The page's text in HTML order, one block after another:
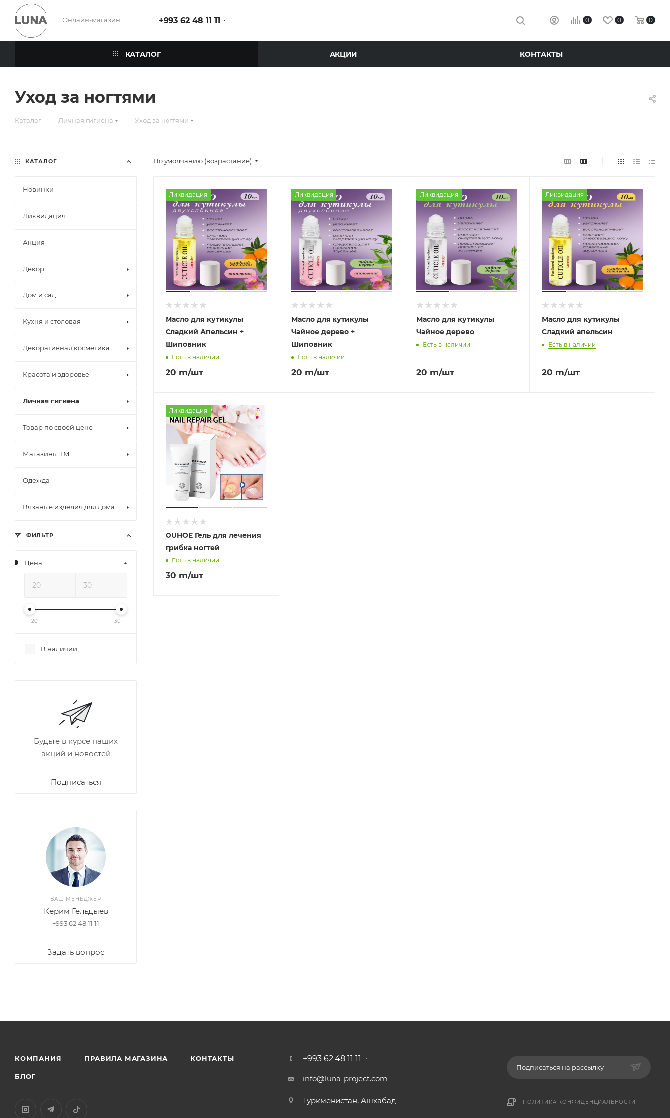
Онлайн-магазин +993 62 48 11 11 0 0 0
КАТАЛОГ АКЦИИ КОНТАКТЫ
Уход за ногтями
Каталог — Личная гигиена — Уход за ногтями
По умолчанию (возрастание)
Ликвидация
Масло для кутикулы
Сладкий Апельсин +
Шиповник
Есть в наличии
20 m/шт
Ликвидация
Масло для кутикулы
Чайное дерево +
Шиповник
Есть в наличии
20 m/шт
Ликвидация
Масло для кутикулы
Чайное дерево
Есть в наличии
20 m/шт
Ликвидация
Масло для кутикулы
Сладкий апельсин
Есть в наличии
20 m/шт
Ликвидация
OUHOE Гель для лечения
грибка ногтей
Есть в наличии
30 m/шт
КАТАЛОГ
Новинки
Ликвидация
Акция
Декор
Дом и сад
Кухня и столовая
Декоративная косметика
Красота и здоровье
Личная гигиена
Товар по своей цене
Магазины ТМ
Одежда
Вязаные изделия для дома
ФИЛЬТР
Цена
20 30
В наличии
Будьте в курсе наших
акций и новостей
Подписаться
ВАШ МЕНЕДЖЕР
Керим Гельдыев
+993 62 48 11 11
Задать вопрос
КОМПАНИЯ ПРАВИЛА МАГАЗИНА КОНТАКТЫ
БЛОГ
+993 62 48 11 11
info@luna-project.com
Туркменистан, Ашхабад
Подписаться на рассылку
ПОЛИТИКА КОНФИДЕНЦИАЛЬНОСТИ